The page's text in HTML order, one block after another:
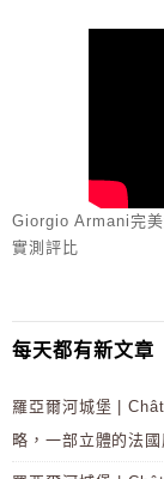
Giorgio Armani完
實測評比
每天都有新文章
羅亞爾河城堡 |
略，一部立體的法